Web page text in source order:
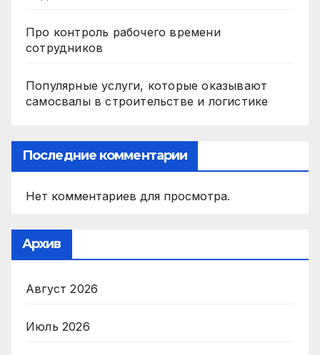
Про контроль рабочего времени
сотрудников
Популярные услуги, которые оказывают
самосвалы в строительстве и логистике
Последние комментарии
Нет комментариев для просмотра.
Архив
Август 2026
Июль 2026